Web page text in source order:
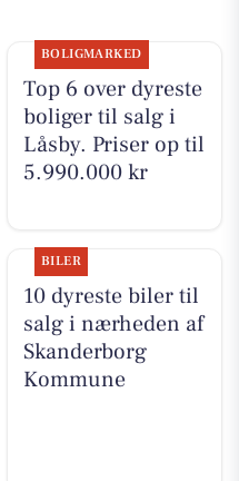
BOLIGMARKED
Top 6 over dyreste
boliger til salg i
Låsby. Priser op til
5.990.000 kr
BILER
10 dyreste biler til
salg i nærheden af
Skanderborg
Kommune